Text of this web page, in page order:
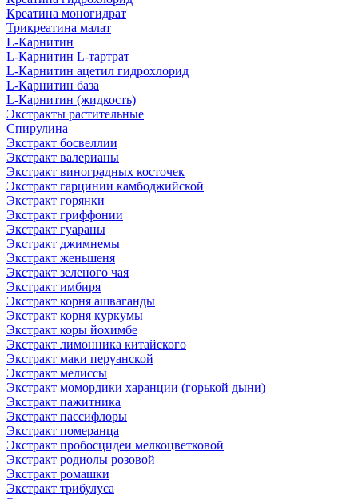
Креатина моногидрат
Трикреатина малат
L-Карнитин
L-Карнитин L-тартрат
L-Карнитин ацетил гидрохлорид
L-Карнитин база
L-Карнитин (жидкость)
Экстракты растительные
Спирулина
Экстракт босвеллии
Экстракт валерианы
Экстракт виноградных косточек
Экстракт гарцинии камбоджийской
Экстракт горянки
Экстракт гриффонии
Экстракт гуараны
Экстракт джимнемы
Экстракт женьшеня
Экстракт зеленого чая
Экстракт имбиря
Экстракт корня ашваганды
Экстракт корня куркумы
Экстракт коры йохимбе
Экстракт лимонника китайского
Экстракт маки перуанской
Экстракт мелиссы
Экстракт момордики харанции (горькой дыни)
Экстракт пажитника
Экстракт пассифлоры
Экстракт померанца
Экстракт пробосцидеи мелкоцветковой
Экстракт родиолы розовой
Экстракт ромашки
Экстракт трибулуса